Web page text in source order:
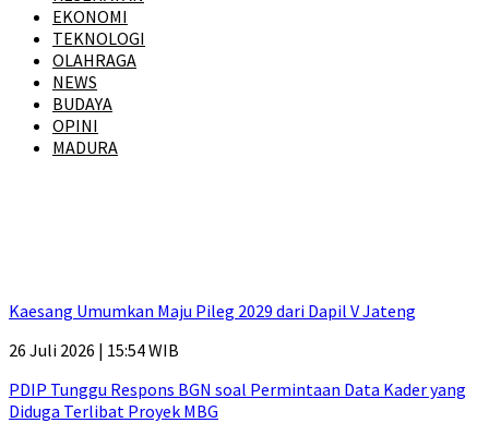
EKONOMI
TEKNOLOGI
OLAHRAGA
NEWS
BUDAYA
OPINI
MADURA
Kaesang Umumkan Maju Pileg 2029 dari Dapil V Jateng
26 Juli 2026 | 15:54 WIB
PDIP Tunggu Respons BGN soal Permintaan Data Kader yang
Diduga Terlibat Proyek MBG